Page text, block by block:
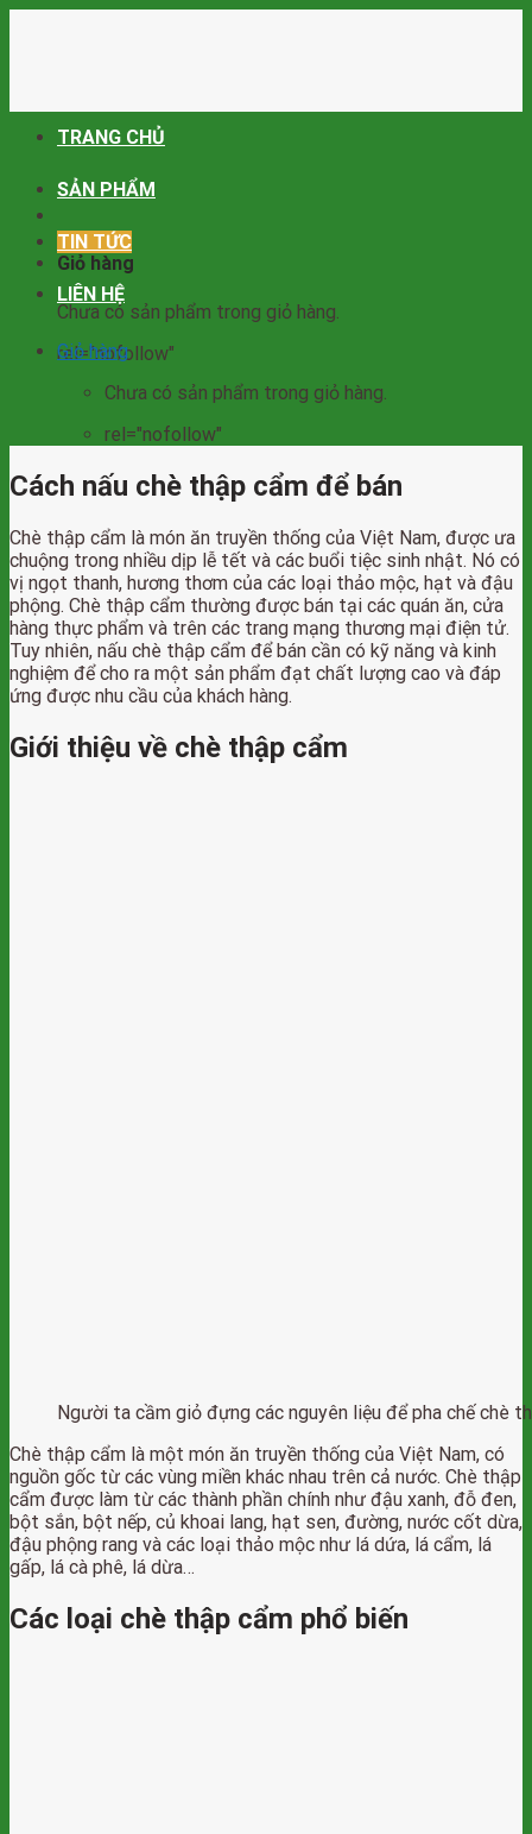
Giỏ hàng
Chưa có sản phẩm trong giỏ hàng.
rel="nofollow"
TRANG CHỦ
SẢN PHẨM
TIN TỨC
LIÊN HỆ
Giỏ hàng
Chưa có sản phẩm trong giỏ hàng.
rel="nofollow"
Cách nấu chè thập cẩm để bán
Chè thập cẩm là món ăn truyền thống của Việt Nam, được ưa
chuộng trong nhiều dịp lễ tết và các buổi tiệc sinh nhật. Nó có
vị ngọt thanh, hương thơm của các loại thảo mộc, hạt và đậu
phộng. Chè thập cẩm thường được bán tại các quán ăn, cửa
hàng thực phẩm và trên các trang mạng thương mại điện tử.
Tuy nhiên, nấu chè thập cẩm để bán cần có kỹ năng và kinh
nghiệm để cho ra một sản phẩm đạt chất lượng cao và đáp
ứng được nhu cầu của khách hàng.
Giới thiệu về chè thập cẩm
Người ta cầm giỏ đựng các nguyên liệu để pha chế chè
Chè thập cẩm là một món ăn truyền thống của Việt Nam, có
nguồn gốc từ các vùng miền khác nhau trên cả nước. Chè thập
cẩm được làm từ các thành phần chính như đậu xanh, đỗ đen,
bột sắn, bột nếp, củ khoai lang, hạt sen, đường, nước cốt dừa,
đậu phộng rang và các loại thảo mộc như lá dứa, lá cẩm, lá
gấp, lá cà phê, lá dừa…
Các loại chè thập cẩm phổ biến